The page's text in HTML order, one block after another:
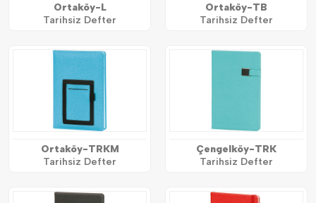
Ortaköy-L
Tarihsiz Defter
Ortaköy-TB
Tarihsiz Defter
Ortaköy-TRKM
Tarihsiz Defter
Çengelköy-TRK
Tarihsiz Defter